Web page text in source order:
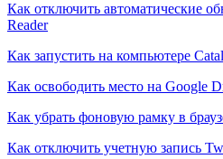
Как отключить автоматические
Reader
Как запустить на компьютере
Как освободить место на Google
Как убрать фоновую рамку в
Как отключить учетную запись